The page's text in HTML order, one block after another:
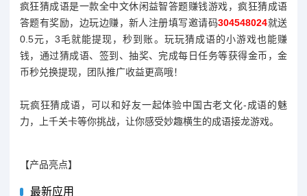
疯狂猜成语是一款全中文休闲益智答题赚钱游戏，疯狂猜成语
答题有奖励，边玩边赚，新人注册填写邀请码304548024就送
0.5元，3毛就能提现，秒到账。玩玩猜成语的小游戏也能赚
钱，通过猜成语、签到、抽奖、完成每日任务等获得金币，金
币秒兑换提现，团队推广收益更高哦！
玩疯狂猜成语，可以和好友一起体验中国古老文化-成语的魅
力，上千关卡等你挑战，让你感受妙趣横生的成语接龙游戏。
【产品亮点】
最新应用